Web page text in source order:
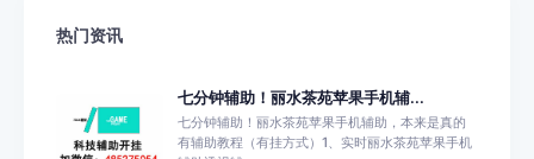
热门资讯
七分钟辅助！丽水茶苑苹果手机辅...
七分钟辅助！丽水茶苑苹果手机辅助，本来是真的
有辅助教程（有挂方式）1、实时丽水茶苑苹果手机